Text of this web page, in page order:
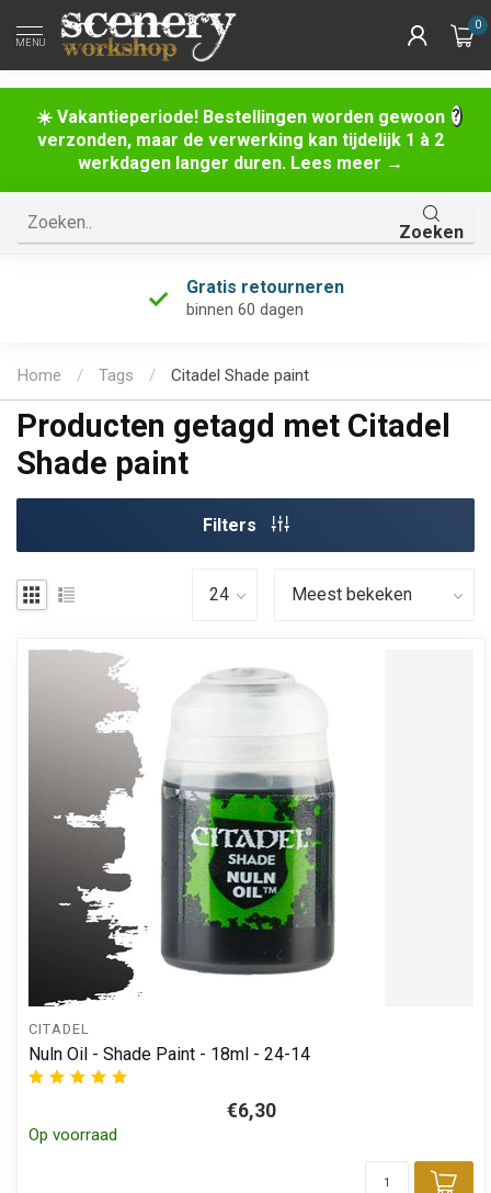
☀️ Vakantieperiode! Bestellingen worden gewoon
verzonden, maar de verwerking kan tijdelijk 1 à 2
werkdagen langer duren. Lees meer →
MENU
0
Zoeken
Gratis retourneren
binnen 60 dagen
Home / Tags / Citadel Shade paint
Producten getagd met Citadel
Shade paint
Filters
CITADEL
Nuln Oil - Shade Paint - 18ml - 24-14
€6,30
Op voorraad